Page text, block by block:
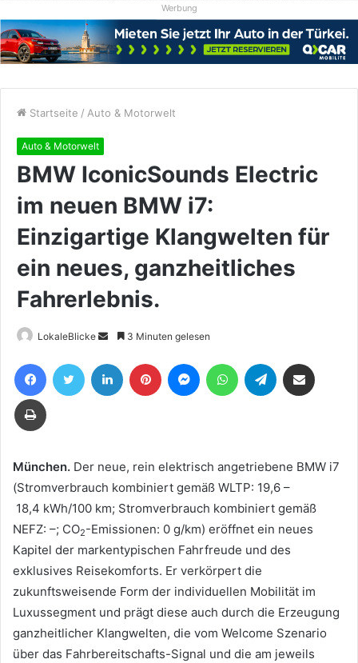
Werbung
Startseite / Auto & Motorwelt
Auto & Motorwelt
BMW IconicSounds Electric
im neuen BMW i7:
Einzigartige Klangwelten für
ein neues, ganzheitliches
Fahrerlebnis.
LokaleBlicke
Sende
eine
E-
3 Minuten gelesen
FacebookTwitter LinkedIn Pinterest MessengerWhatsAppTelegram
Drucken
München. Der neue, rein elektrisch angetriebene BMW i7
(Stromverbrauch kombiniert gemäß WLTP: 19,6 –
18,4 kWh/100 km; Stromverbrauch kombiniert gemäß
NEFZ: –; CO2-Emissionen: 0 g/km) eröffnet ein neues
Kapitel der markentypischen Fahrfreude und des
exklusives Reisekomforts. Er verkörpert die
zukunftsweisende Form der individuellen Mobilität im
Luxussegment und prägt diese auch durch die Erzeugung
ganzheitlicher Klangwelten, die vom Welcome Szenario
über das Fahrbereitschafts-Signal und die am jeweils